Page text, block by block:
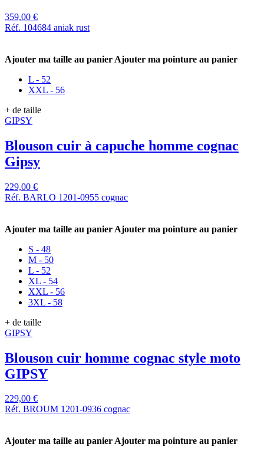
359,00 €
Réf. 104684 aniak rust
Ajouter ma taille au panier Ajouter ma pointure au panier
L - 52
XXL - 56
+ de taille
GIPSY
Blouson cuir à capuche homme cognac
Gipsy
229,00 €
Réf. BARLO 1201-0955 cognac
Ajouter ma taille au panier Ajouter ma pointure au panier
S - 48
M - 50
L - 52
XL - 54
XXL - 56
3XL - 58
+ de taille
GIPSY
Blouson cuir homme cognac style moto
GIPSY
229,00 €
Réf. BROUM 1201-0936 cognac
Ajouter ma taille au panierAjouter ma pointure au panier